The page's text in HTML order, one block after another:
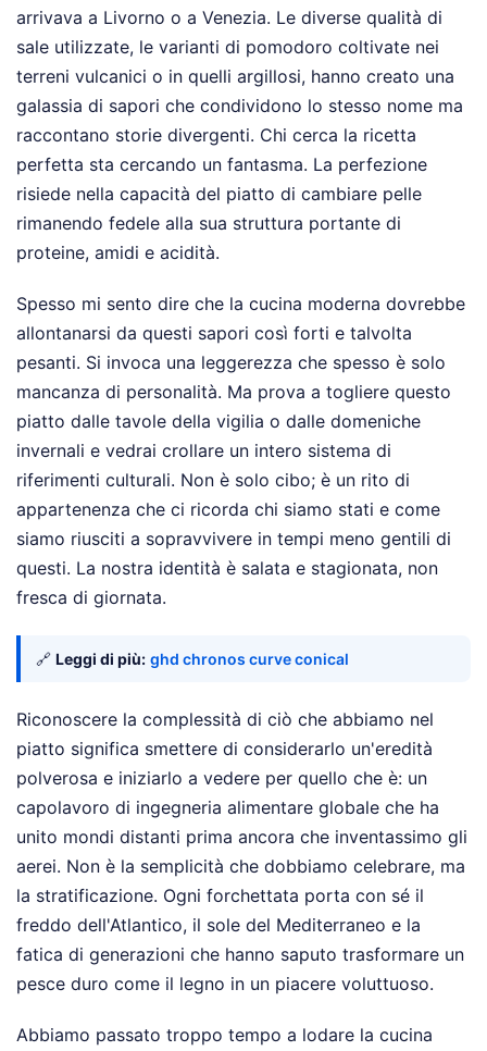
arrivava a Livorno o a Venezia. Le diverse qualità di
sale utilizzate, le varianti di pomodoro coltivate nei
terreni vulcanici o in quelli argillosi, hanno creato una
galassia di sapori che condividono lo stesso nome ma
raccontano storie divergenti. Chi cerca la ricetta
perfetta sta cercando un fantasma. La perfezione
risiede nella capacità del piatto di cambiare pelle
rimanendo fedele alla sua struttura portante di
proteine, amidi e acidità.
Spesso mi sento dire che la cucina moderna dovrebbe
allontanarsi da questi sapori così forti e talvolta
pesanti. Si invoca una leggerezza che spesso è solo
mancanza di personalità. Ma prova a togliere questo
piatto dalle tavole della vigilia o dalle domeniche
invernali e vedrai crollare un intero sistema di
riferimenti culturali. Non è solo cibo; è un rito di
appartenenza che ci ricorda chi siamo stati e come
siamo riusciti a sopravvivere in tempi meno gentili di
questi. La nostra identità è salata e stagionata, non
fresca di giornata.
🔗 Leggi di più: ghd chronos curve conical
Riconoscere la complessità di ciò che abbiamo nel
piatto significa smettere di considerarlo un'eredità
polverosa e iniziarlo a vedere per quello che è: un
capolavoro di ingegneria alimentare globale che ha
unito mondi distanti prima ancora che inventassimo gli
aerei. Non è la semplicità che dobbiamo celebrare, ma
la stratificazione. Ogni forchettata porta con sé il
freddo dell'Atlantico, il sole del Mediterraneo e la
fatica di generazioni che hanno saputo trasformare un
pesce duro come il legno in un piacere voluttuoso.
Abbiamo passato troppo tempo a lodare la cucina